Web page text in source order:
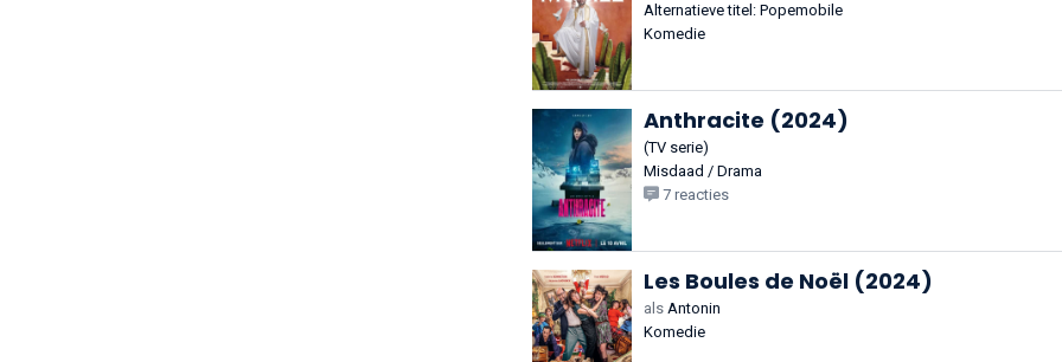
Alternatieve titel: Popemobile
Komedie
Anthracite (2024)
(TV serie)
Misdaad / Drama
7 reacties
Les Boules de Noël (2024)
als Antonin
Komedie